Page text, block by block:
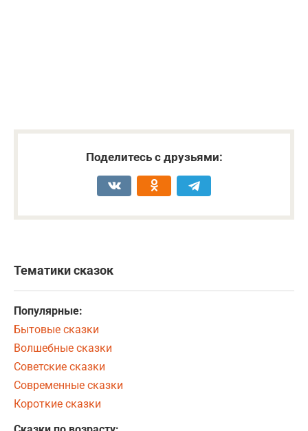
Поделитесь с друзьями:
Тематики сказок
Популярные:
Бытовые сказки
Волшебные сказки
Советские сказки
Современные сказки
Короткие сказки